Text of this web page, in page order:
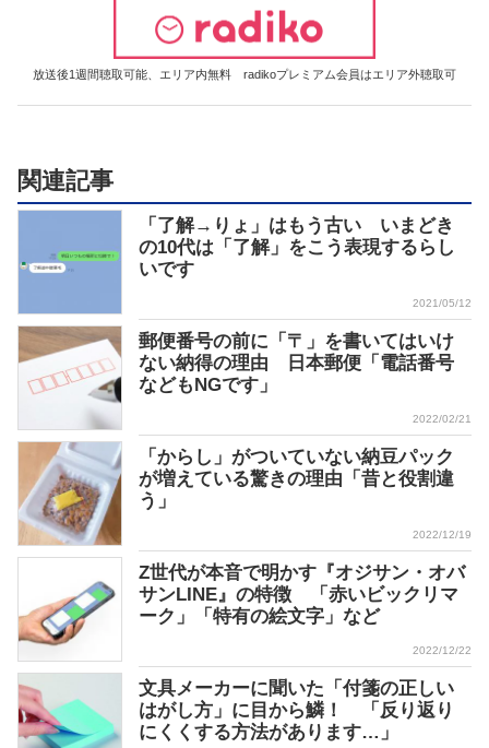
放送後1週間聴取可能、エリア内無料 radikoプレミアム会員はエリア外聴取可
関連記事
「了解→りょ」はもう古い いまどき
の10代は「了解」をこう表現するらし
いです
2021/05/12
郵便番号の前に「〒」を書いてはいけ
ない納得の理由 日本郵便「電話番号
などもNGです」
2022/02/21
「からし」がついていない納豆パック
が増えている驚きの理由「昔と役割違
う」
2022/12/19
Z世代が本音で明かす『オジサン・オバ
サンLINE』の特徴 「赤いビックリマ
ーク」「特有の絵文字」など
2022/12/22
文具メーカーに聞いた「付箋の正しい
はがし方」に目から鱗！ 「反り返り
にくくする方法があります…」